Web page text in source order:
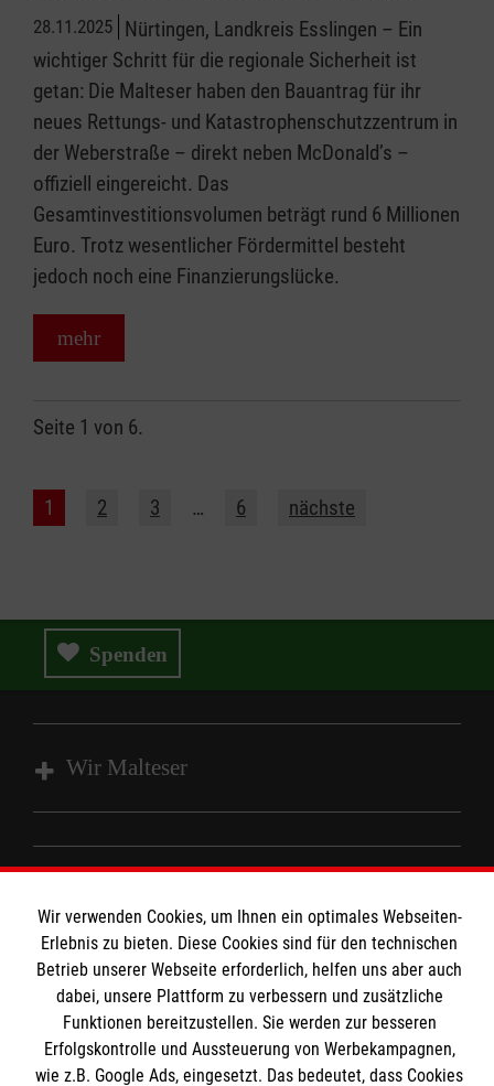
28.11.2025 Nürtingen, Landkreis Esslingen – Ein
wichtiger Schritt für die regionale Sicherheit ist
getan: Die Malteser haben den Bauantrag für ihr
neues Rettungs- und Katastrophenschutzzentrum in
der Weberstraße – direkt neben McDonald’s –
offiziell eingereicht. Das
Gesamtinvestitionsvolumen beträgt rund 6 Millionen
Euro. Trotz wesentlicher Fördermittel besteht
jedoch noch eine Finanzierungslücke.
mehr
Seite 1 von 6.
1 2 3 … 6 nächste
Spenden
Wir Malteser
Angebote und Leistungen
Mitarbeiten
Wir Malteser
Kontakt
Nachhaltigkeit
Prävention
Malteser online
Wir verwenden Cookies, um Ihnen ein optimales Webseiten-
Erlebnis zu bieten. Diese Cookies sind für den technischen
Betrieb unserer Webseite erforderlich, helfen uns aber auch
dabei, unsere Plattform zu verbessern und zusätzliche
Funktionen bereitzustellen. Sie werden zur besseren
Erfolgskontrolle und Aussteuerung von Werbekampagnen,
wie z.B. Google Ads, eingesetzt. Das bedeutet, dass Cookies